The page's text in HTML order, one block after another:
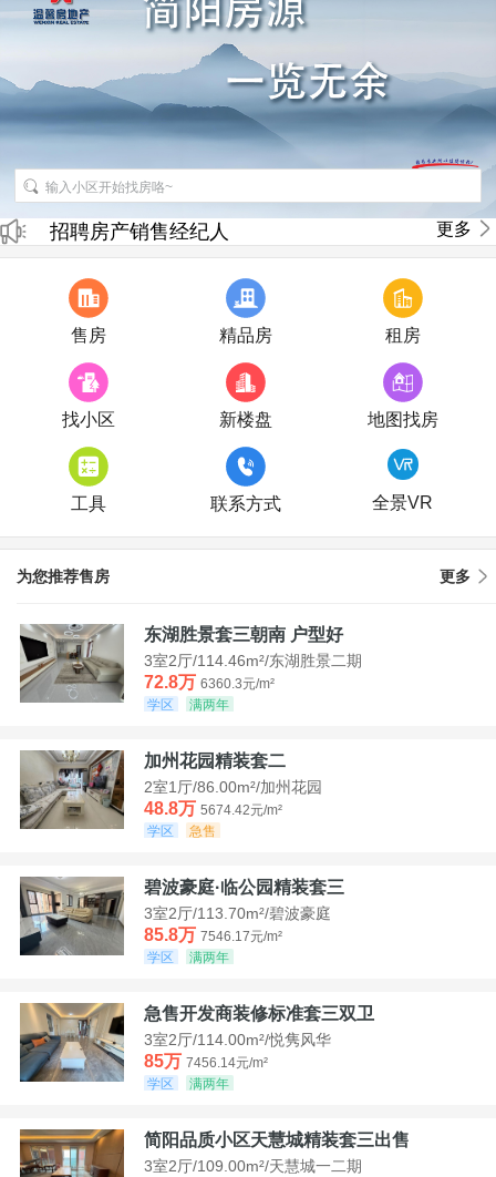
招聘房产销售经纪人
房产直播
更多
售房 精品房 租房
找小区 新楼盘 地图找房
工具 联系方式 全景VR
为您推荐售房 更多
东湖胜景套三朝南 户型好
3室2厅/114.46m²/东湖胜景二期
72.8万 6360.3元/m²
学区
满两年
加州花园精装套二
2室1厅/86.00m²/加州花园
48.8万 5674.42元/m²
学区
急售
碧波豪庭·临公园精装套三
3室2厅/113.70m²/碧波豪庭
85.8万 7546.17元/m²
学区
满两年
急售开发商装修标准套三双卫
3室2厅/114.00m²/悦隽风华
85万 7456.14元/m²
学区
满两年
简阳品质小区天慧城精装套三出售
3室2厅/109.00m²/天慧城一二期